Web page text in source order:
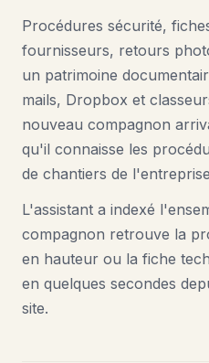
Procédures sécurité,
fournisseurs, retours
un patrimoine
mails, Dropbox et
nouveau compagnon
qu'il connaisse les
de chantiers de
L'assistant a indexé
compagnon retrouve la
en hauteur ou la fiche
en quelques secondes
site.